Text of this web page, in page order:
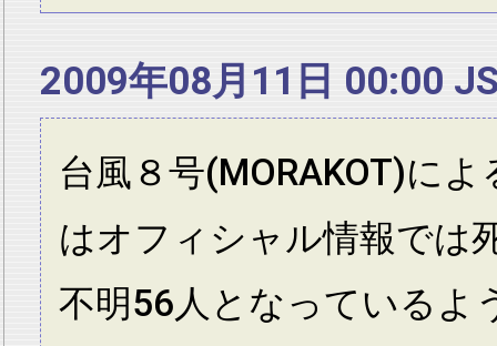
2009年08月11日 00:00
台風８号(MORAKOT)に
はオフィシャル情報では
不明56人となっているよ